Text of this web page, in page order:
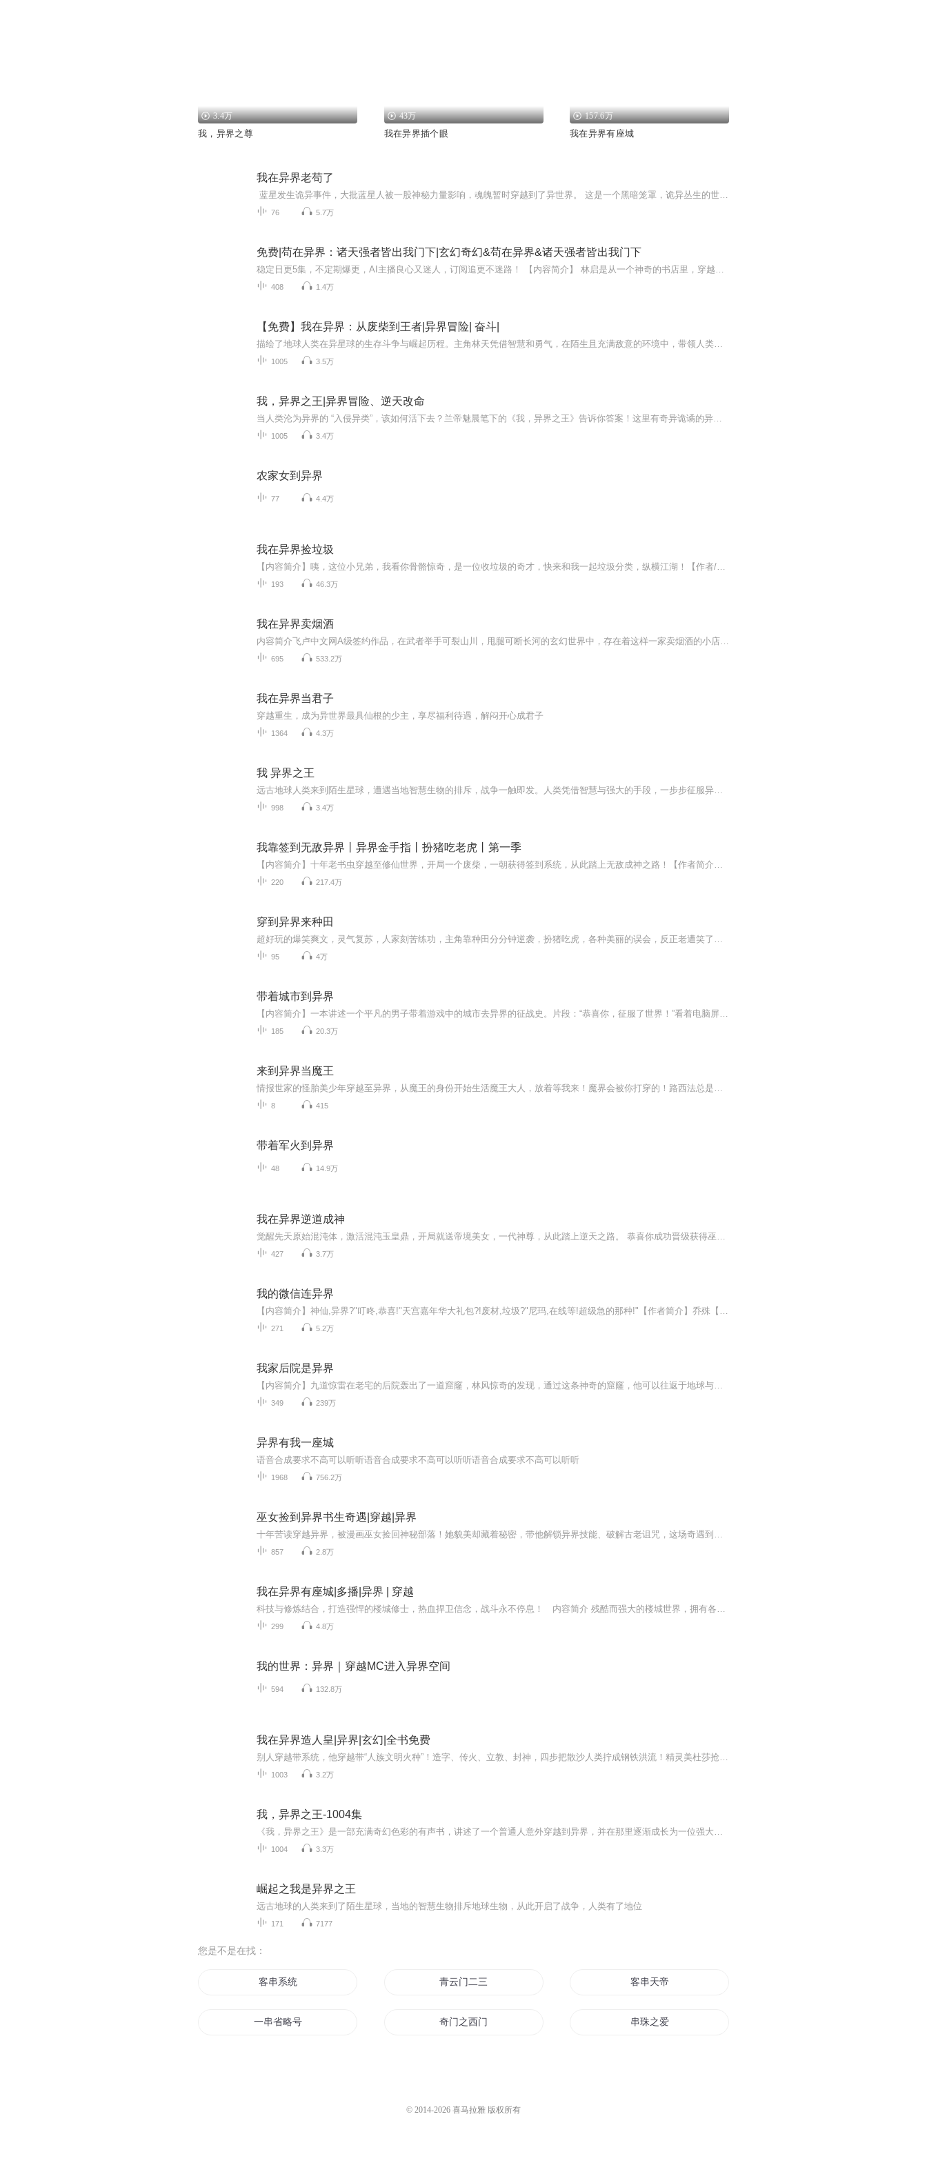
3.4万
我，异界之尊
43万
我在异界插个眼
157.6万
我在异界有座城
我在异界老苟了
蓝星发生诡异事件，大批蓝星人被一股神秘力量影响，魂魄暂时穿越到了异世界。 这是一个黑暗笼罩，诡异丛生的世界 不仅物价奇高无比，更是有许多邪灵悄然出没，同时各个势力彼此争斗，江湖仇杀，下层民众苦不堪言。 杨方本是精神病院的主治医师，也在一次...
76 5.7万
免费|苟在异界：诸天强者皆出我门下|玄幻奇幻&苟在异界&诸天强者皆出我门下
稳定日更5集，不定期爆更，AI主播良心又迷人，订阅追更不迷路！ 【内容简介】 林启是从一个神奇的书店里，穿越到了这片世界。 可现在，这系统却是有了规则，不允许自己出去找顾客，必须要等着顾客来。不仅如此，他还将自己的行动空间，限定在一个小木屋...
408 1.4万
【免费】我在异界：从废柴到王者|异界冒险| 奋斗|
描绘了地球人类在异星球的生存斗争与崛起历程。主角林天凭借智慧和勇气，在陌生且充满敌意的环境中，带领人类一步步赢得地位。小说展现了人类与当地智慧生物的激烈冲突，林天在战争中成长，最终成为一代王者。故事充满热血与冒险，情节跌宕起伏，人物形象...
1005 3.5万
我，异界之王|异界冒险、逆天改命
当人类沦为异界的 “入侵异类”，该如何活下去？兰帝魅晨笔下的《我，异界之王》告诉你答案！这里有奇异诡谲的异界生物，有酣畅淋漓的种族对战，更有主角从无名之辈成长为异界霸主的热血轨迹。点开试听，即刻沉浸式体验人类在异界的生存之战，订阅追更，见...
1005 3.4万
农家女到异界
77 4.4万
我在异界捡垃圾
【内容简介】咦，这位小兄弟，我看你骨骼惊奇，是一位收垃圾的奇才，快来和我一起垃圾分类，纵横江湖！【作者/主播简介】作者：凡人逐梦，网络小说作家。主播：刘牧心，喜马拉雅独家签约主播，用我的声音陪伴你。【购买须知】1、本作品为付费有声书，前40...
193 46.3万
我在异界卖烟酒
内容简介飞卢中文网A级签约作品，在武者举手可裂山川，甩腿可断长河的玄幻世界中，存在着这样一家卖烟酒的小店。一包六块钱的天下秀能增加神识。一瓶十块钱的江小白能增加修为。武圣在这家小店打工还债。武帝恭恭敬敬的讨好着老板希望赏根烟。武神流着口水看着柜台上的那瓶飞天茅台。演播：笨嘴
695 533.2万
我在异界当君子
穿越重生，成为异世界最具仙根的少主，享尽福利待遇，解闷开心成君子
1364 4.3万
我 异界之王
远古地球人类来到陌生星球，遭遇当地智慧生物的排斥，战争一触即发。人类凭借智慧与强大的手段，一步步征服异界，最终成为异界的王者。
998 3.4万
我靠签到无敌异界丨异界金手指丨扮猪吃老虎丨第一季
【内容简介】十年老书虫穿越至修仙世界，开局一个废柴，一朝获得签到系统，从此踏上无敌成神之路！【作者简介】万古剑仙：奇迹小说独家签约大神作者【主播简介】景鹏：年度最佳气人主播，努力把最好的作品，带给大家鼻血：录书表情最丰富的的主播，全能型...
220 217.4万
穿到异界来种田
超好玩的爆笑爽文，灵气复苏，人家刻苦练功，主角靠种田分分钟逆袭，扮猪吃虎，各种美丽的误会，反正老遭笑了，实属打发时间治愈心情的无敌爽文。
95 4万
带着城市到异界
【内容简介】一本讲述一个平凡的男子带着游戏中的城市去异界的征战史。片段：“恭喜你，征服了世界！”看着电脑屏幕的白秋悠然自得的喝了口茶，这个游戏“霸主：全面战争”自己花费了数天时间终于通关了！和它的前作比起来，这一次电脑的AI有了很大的加强...
185 20.3万
来到异界当魔王
情报世家的怪胎美少年穿越至异界，从魔王的身份开始生活魔王大人，放着等我来！魔界会被你打穿的！路西法总是这么阻止着魔王活动筋骨好吧，既然魔界不适合，那么魔王大人就上来凡界晃荡注意事项：虽然魔王长得很漂亮，但各位人类请注意，只能远观而不能亵玩焉敲黑板魔王是坏人？不不不，魔王也可以是救世主...
8 415
带着军火到异界
48 14.9万
我在异界逆道成神
觉醒先天原始混沌体，激活混沌玉皇鼎，开局就送帝境美女，一代神尊，从此踏上逆天之路。 恭喜你成功晋级获得巫妖帽一顶，功能：隐形、变身、迷魂，谁敢惹我，我让他傻叉到怀疑人生。 恭喜你成功晋级获得女帝的一个吻，就在女帝红着脸，将那娇滴滴的嘴唇触...
427 3.7万
我的微信连异界
【内容简介】神仙,异界?"叮咚,恭喜!"天宫嘉年华大礼包?!废材,垃圾?"尼玛,在线等!超级急的那种!"【作者简介】乔殊【主播简介】东说西讲【更新时间】本专辑为付费专辑，上线当天更新三十集为免费试听，之后日更两集，每集0.2元。
271 5.2万
我家后院是异界
【内容简介】九道惊雷在老宅的后院轰出了一道窟窿，林风惊奇的发现，通过这条神奇的窟窿，他可以往返于地球与光明大陆。我靠，要发达啦！【作者/主播简介】作者：深海孔雀，网络小说作家。主播：夜色声香F。【购买须知】1、本作品为付费有声书，前50集为免...
349 239万
异界有我一座城
语音合成要求不高可以听听语音合成要求不高可以听听语音合成要求不高可以听听
1968 756.2万
巫女捡到异界书生奇遇|穿越|异界
十年苦读穿越异界，被漫画巫女捡回神秘部落！她貌美却藏着秘密，带他解锁异界技能、破解古老诅咒，这场奇遇到底是福是祸？
857 2.8万
我在异界有座城|多播|异界 | 穿越
科技与修炼结合，打造强悍的楼城修士，热血捍卫信念，战斗永不停息！ 内容简介 残酷而强大的楼城世界，拥有各类可升级的楼城。 神秘犀利的手机应用，让唐震无往而不利！ 建立属于自己的超级楼城，指挥千军万马入侵无数位面！
299 4.8万
我的世界：异界｜穿越MC进入异界空间
594 132.8万
我在异界造人皇|异界|玄幻|全书免费
别人穿越带系统，他穿越带“人族文明火种”！造字、传火、立教、封神，四步把散沙人类拧成钢铁洪流！精灵美杜莎抢着联姻，龙族太子来当人质！他说：我不只是王，我是人族文明的造父！
1003 3.2万
我，异界之王-1004集
《我，异界之王》是一部充满奇幻色彩的有声书，讲述了一个普通人意外穿越到异界，并在那里逐渐成长为一位强大王者的冒险故事。在这个神秘的世界中，主角将面对各种奇异生物、强大的敌人以及错综复杂的势力斗争。专辑简介：欢迎来到《我，异界之王》的世界...
1004 3.3万
崛起之我是异界之王
远古地球的人类来到了陌生星球，当地的智慧生物排斥地球生物，从此开启了战争，人类有了地位
171 7177
您是不是在找：
客串系统 青云门二三事 客串天帝
一串省略号 奇门之西门天 串珠之爱
© 2014-2026 喜马拉雅 版权所有